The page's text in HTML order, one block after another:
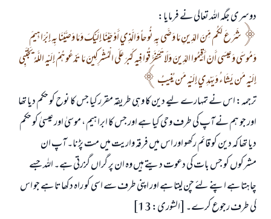
دوسری جگہ اللہ تعالی نے فرمایا:
شَرَعَ لَكُم مِّنَ الدِّينِ مَا وَصَّى بِهِ نُوحاً وَالَّذِي أَوْحَيْنَا إِلَيْكَ وَمَا وَصَّيْنَا بِهِ إِبْرَاهِيمَ
وَمُوسَى وَعِيسَى أَنْ أَقِيمُوا الدِّينَ وَلَا تَتَفَرَّقُوا فِيهِ كَبُرَ عَلَى الْمُشْرِكِينَ مَا تَدْعُوهُمْ إِلَيْهِ اللَّهُ يَجْتَبِي
إِلَيْهِ مَن يَشَاءُ وَيَهْدِي إِلَيْهِ مَن يُنِيبُ
ترجمہ: اس نے تمہارے لیے دین کا وہی طریقہ مقرر کیا جس کا نوح کو حکم دیا تھا
اور جو ہم نے آپ کی طرف وحی کیا ہے اور جس کا ابراہیم ، موسیٰ اور عیسیٰ کو حکم
دیا تھا کہ دین کو قائم رکھو اور اس میں فرقہ واریت میں مت پڑنا۔ آپ ان
مشرکوں کو جس بات کی دعوت دیتے ہیں وہ ان پر گراں گزرتی ہے۔ اللہ جسے
چاہتا ہے اپنے لئے چن لیتا ہے اور اپنی طرف سے اسی کو راہ دکھاتا ہے جو اس
کی طرف رجوع کرے۔ [الشوری: 13]